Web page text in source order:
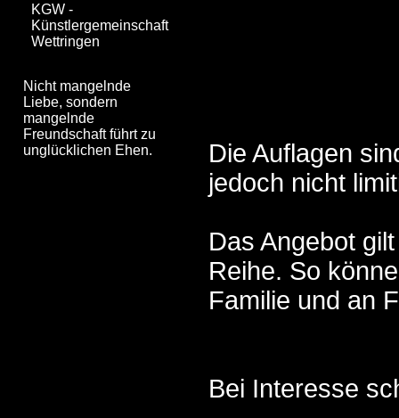
Die Auflagen
jedoch nicht
Das Angebot
Reihe. So
Familie und an
Bei Interesse
KGW -
Künstlergemeinschaft
Wettringen
Nicht mangelnde
Liebe, sondern
mangelnde
Freundschaft führt zu
unglücklichen Ehen.